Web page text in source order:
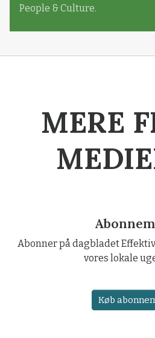
People & Culture.
MERE
Abonner på dagbladet
vores lokale
Køb